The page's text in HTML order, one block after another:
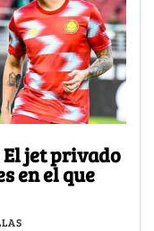
El jet privado
en el que